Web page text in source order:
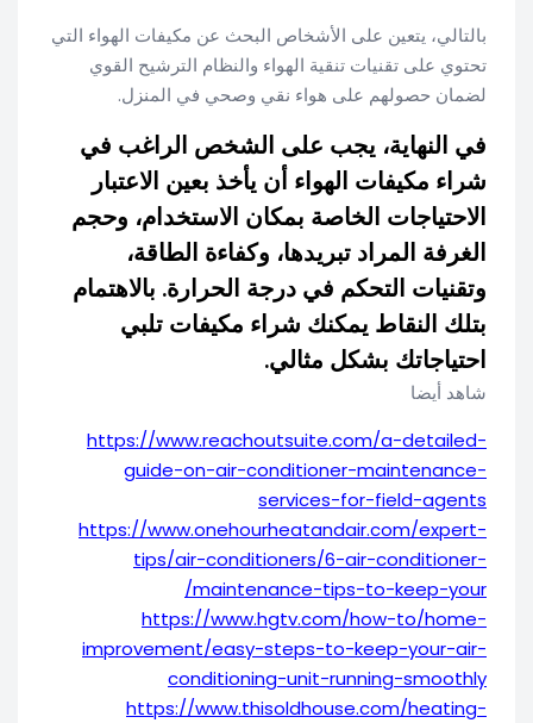
بالتالي، يتعين على الأشخاص البحث عن مكيفات الهواء التي
تحتوي على تقنيات تنقية الهواء والنظام الترشيح القوي
لضمان حصولهم على هواء نقي وصحي في المنزل.
في النهاية، يجب على الشخص الراغب في
شراء مكيفات الهواء أن يأخذ بعين الاعتبار
الاحتياجات الخاصة بمكان الاستخدام، وحجم
الغرفة المراد تبريدها، وكفاءة الطاقة،
وتقنيات التحكم في درجة الحرارة. بالاهتمام
بتلك النقاط يمكنك شراء مكيفات تلبي
احتياجاتك بشكل مثالي.
شاهد أيضا
https://www.reachoutsuite.com/a-detailed-
guide-on-air-conditioner-maintenance-
services-for-field-agents
https://www.onehourheatandair.com/expert-
tips/air-conditioners/6-air-conditioner-
maintenance-tips-to-keep-your/
https://www.hgtv.com/how-to/home-
improvement/easy-steps-to-keep-your-air-
conditioning-unit-running-smoothly
https://www.thisoldhouse.com/heating-